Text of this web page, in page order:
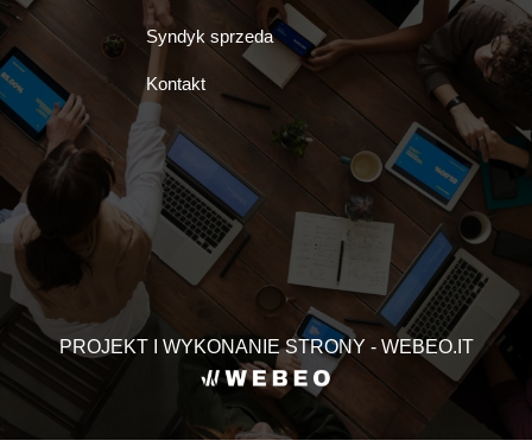
Syndyk sprzeda
Kontakt
PROJEKT I WYKONANIE STRONY - WEBEO.IT